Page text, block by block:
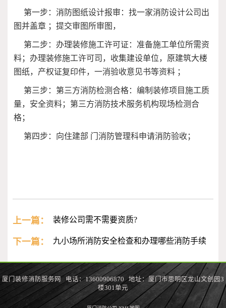
第一步：消防图纸设计报审：找一家消防设计公司出
图并盖章 ；提交审图所审图，
第二步：办理装修施工许可证：准备施工单位所需资
料；办理装修施工许可司，收集建设单位，原建筑大楼
图纸，产权证复印件，一消验收意见书等资料 ；
第三步：第三方消防检测合格：编制装修项目施工质
量，安全资料；第三方消防技术服务机构现场检测合
格；
第四步：向住建部 门消防管理科申请消防验收；
上一篇： 装修公司需不需要资质?
下一篇： 九小场所消防安全检查和办理哪些消防手续
厦门装修消防服务网 电话：13600906870 地址：厦门市思明区龙山文创园3
楼301单元